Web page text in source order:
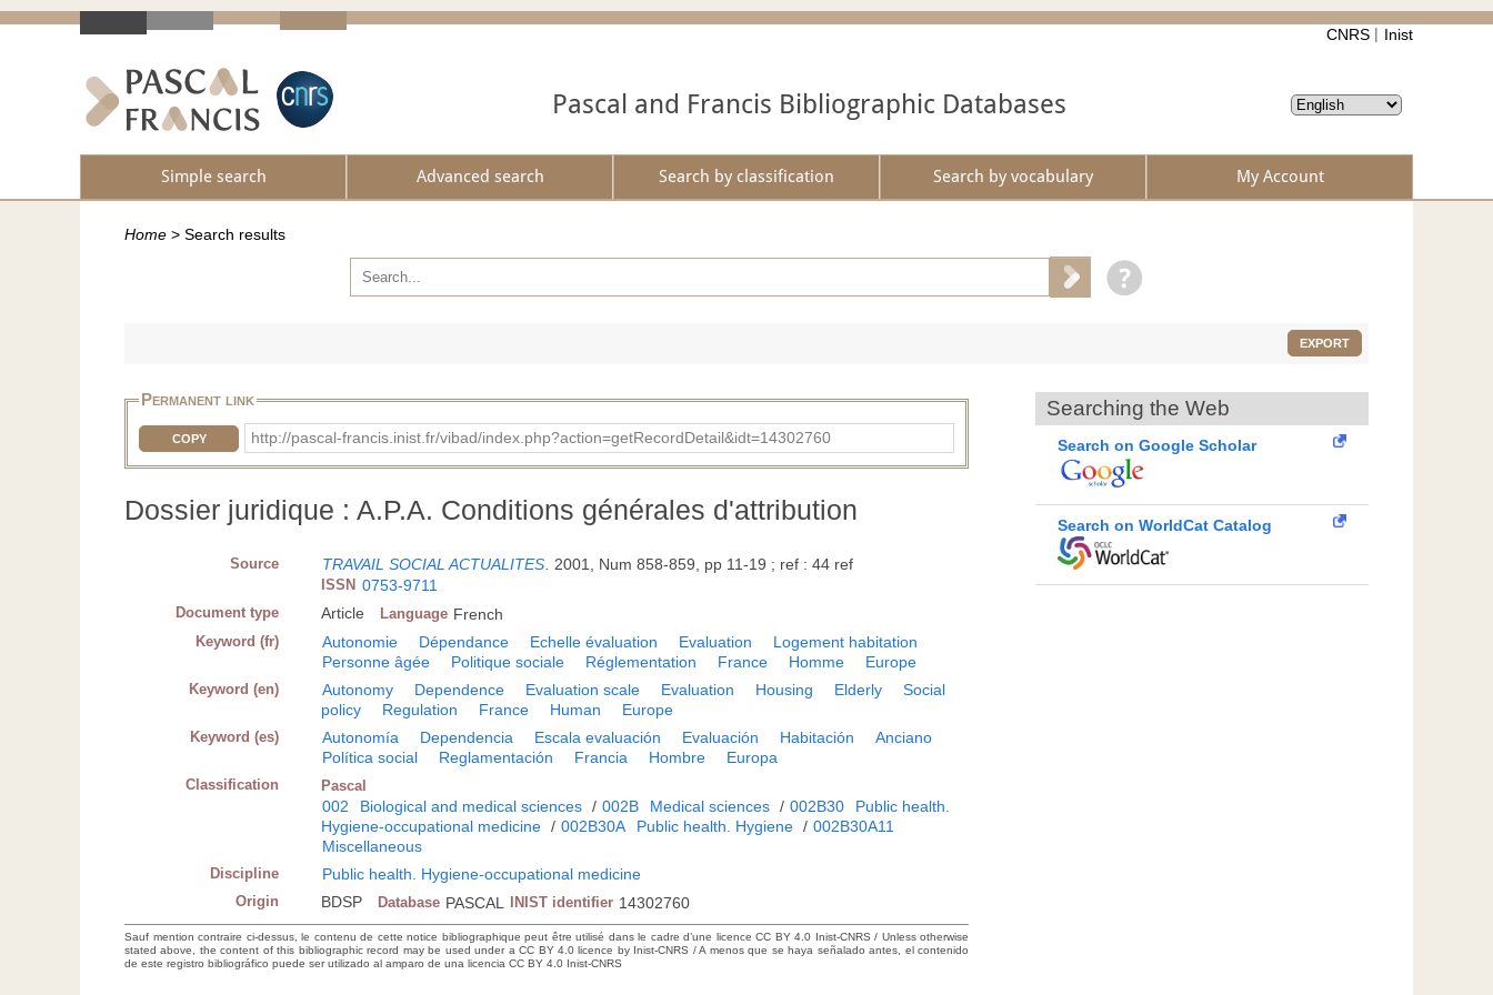
CNRS Inist
Pascal and Francis Bibliographic Databases
Simple search Advanced search Search by classification Search by vocabulary My Account
Home > Search results
EXPORT
Permanent link
COPY http://pascal-francis.inist.fr/vibad/index.php?action=getRecordDetail&idt=14302760
Dossier juridique : A.P.A. Conditions générales d'attribution
Source TRAVAIL SOCIAL ACTUALITES.2001, Num 858-859, pp 11-19 ; ref : 44 ref
ISSN 0753-9711
Document type Article Language French
Keyword (fr) Autonomie Dépendance Echelle évaluation Evaluation
Logement habitation
Personne âgée
Politique sociale Réglementation France Homme Europe
Keyword (en) Autonomy Dependence Evaluation scale Evaluation Housing Elderly
Social
policy
Regulation France Human Europe
Keyword (es) Autonomía Dependencia Escala evaluación Evaluación Habitación
Anciano
Política social
Reglamentación Francia Hombre Europa
Classification Pascal
002 Biological and medical sciences / 002B Medical sciences / 002B30
Public health.
Hygiene-occupational medicine / 002B30A Public health. Hygiene / 002B30A11
Miscellaneous
Discipline Public health. Hygiene-occupational medicine
Origin BDSP Database PASCAL INIST identifier 14302760
Sauf mention contraire ci-dessus, le contenu de cette notice bibliographique peut être utilisé dans le cadre d’une licence CC BY 4.0 Inist-CNRS / Unless otherwise
stated above, the content of this bibliographic record may be used under a CC BY 4.0 licence by Inist-CNRS / A menos que se haya señalado antes, el contenido
de este registro bibliográfico puede ser utilizado al amparo de una licencia CC BY 4.0 Inist-CNRS
Searching the Web
Search on Google Scholar
Search on WorldCat Catalog